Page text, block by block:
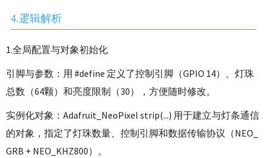
4.逻辑解析
1.全局配置与对象初始化
引脚与参数：用 #define 定义了控制引脚（GPIO 14）、灯珠
总数（64颗）和亮度限制（30），方便随时修改。
实例化对象：Adafruit_NeoPixel strip(...) 用于建立与灯条通信
的对象，指定了灯珠数量、控制引脚和数据传输协议（NEO_
GRB + NEO_KHZ800）。